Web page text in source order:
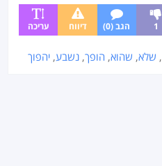
1 הגב (0) דיווח עריכה
, שלא, שהוא, הופך,נשבע,יהפוך